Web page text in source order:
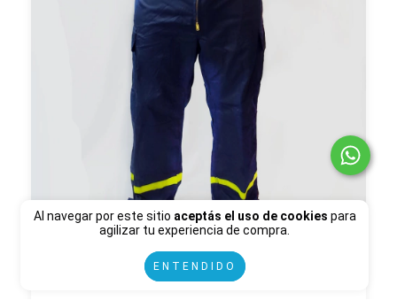
Al navegar por este sitio aceptás el uso de cookies para
agilizar tu experiencia de compra.
ENTENDIDO
MAMELUCO REGLAMENTARIO DE BOMBERO
(C.R)